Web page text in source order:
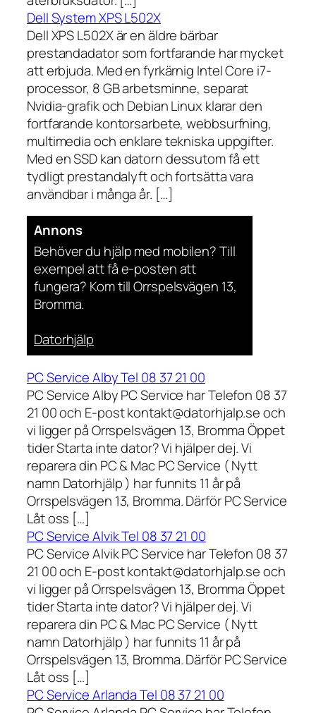
Dell System XPS L502X
Dell XPS L502X är en äldre bärbar
prestandadator som fortfarande har mycket
att erbjuda. Med en fyrkärnig Intel Core i7-
processor, 8 GB arbetsminne, separat
Nvidia-grafik och Debian Linux klarar den
fortfarande kontorsarbete, webbsurfning,
multimedia och enklare tekniska uppgifter.
Med en SSD kan datorn dessutom få ett
tydligt prestandalyft och fortsätta vara
användbar i många år. […]
Annons
Behöver du hjälp med mobilen? Till
exempel att få e-posten att
fungera? Kom till Orrspelsvägen 13,
Bromma.
Datorhjälp
PC Service Alby Tel 08 37 21 00
PC Service Alby PC Service har Telefon 08 37
21 00 och E-post kontakt@datorhjalp.se och
vi ligger på Orrspelsvägen 13, Bromma Öppet
tider Starta inte dator? Vi hjälper dej. Vi
reparera din PC & Mac PC Service ( Nytt
namn Datorhjälp ) har funnits 11 år på
Orrspelsvägen 13, Bromma. Därför PC Service
Låt oss […]
PC Service Alvik Tel 08 37 21 00
PC Service Alvik PC Service har Telefon 08 37
21 00 och E-post kontakt@datorhjalp.se och
vi ligger på Orrspelsvägen 13, Bromma Öppet
tider Starta inte dator? Vi hjälper dej. Vi
reparera din PC & Mac PC Service ( Nytt
namn Datorhjälp ) har funnits 11 år på
Orrspelsvägen 13, Bromma. Därför PC Service
Låt oss […]
PC Service Arlanda Tel 08 37 21 00